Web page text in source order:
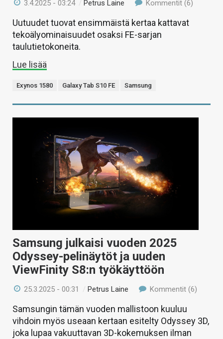
3.4.2025 - 03:24 / Petrus Laine Kommentit (6)
Uutuudet tuovat ensimmäistä kertaa kattavat
tekoälyominaisuudet osaksi FE-sarjan
taulutietokoneita.
Lue lisää
Exynos 1580 Galaxy Tab S10 FE Samsung
Samsung julkaisi vuoden 2025
Odyssey-pelinäytöt ja uuden
ViewFinity S8:n työkäyttöön
25.3.2025 - 00:31 / Petrus Laine Kommentit (6)
Samsungin tämän vuoden mallistoon kuuluu
vihdoin myös useaan kertaan esitelty Odyssey 3D,
joka lupaa vakuuttavan 3D-kokemuksen ilman